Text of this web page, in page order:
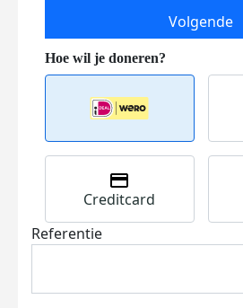
Volgende
Creditcard
Referentie